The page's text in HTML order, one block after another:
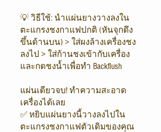
💡 วิธีใช้: นำแผ่นยางวางลงใน
ตะแกรงชงกาแฟปกติ (หันจุกดึง
ขึ้นด้านบน) > ใส่ผงล้างเครื่องชง
ลงไป > ใส่ก้านชงเข้ากับเครื่อง
และกดชงน้ำเพื่อทำ Backflush
แผ่นเดียวจบ! ทำความสะอาด
เครื่องได้เลย
✅ หยิบแผ่นยางนี้วางลงไปใน
ตะแกรงชงกาแฟตัวเดิมของคุณ